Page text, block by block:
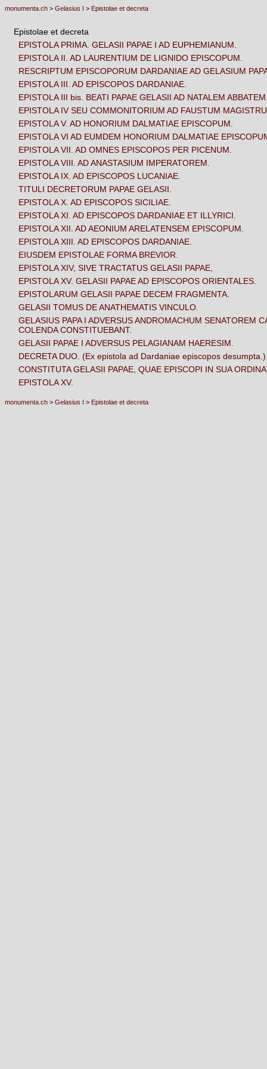
monumenta.ch > Gelasius I > Epistolae et decreta
Epistolae et decreta
EPISTOLA PRIMA. GELASII PAPAE I AD EUPHEMIANUM.
EPISTOLA II. AD LAURENTIUM DE LIGNIDO EPISCOPUM.
RESCRIPTUM EPISCOPORUM DARDANIAE AD GELASIUM
EPISTOLA III. AD EPISCOPOS DARDANIAE.
EPISTOLA III bis. BEATI PAPAE GELASII AD NATALEM
EPISTOLA IV SEU COMMONITORIUM AD FAUSTUM
EPISTOLA V. AD HONORIUM DALMATIAE EPISCOPUM.
EPISTOLA VI AD EUMDEM HONORIUM DALMATIAE
EPISTOLA VII. AD OMNES EPISCOPOS PER PICENUM.
EPISTOLA VIII. AD ANASTASIUM IMPERATOREM.
EPISTOLA IX. AD EPISCOPOS LUCANIAE.
TITULI DECRETORUM PAPAE GELASII.
EPISTOLA X. AD EPISCOPOS SICILIAE.
EPISTOLA XI. AD EPISCOPOS DARDANIAE ET ILLYRICI.
EPISTOLA XII. AD AEONIUM ARELATENSEM EPISCOPUM.
EPISTOLA XIII. AD EPISCOPOS DARDANIAE.
EIUSDEM EPISTOLAE FORMA BREVIOR.
EPISTOLA XIV, SIVE TRACTATUS GELASII PAPAE,
EPISTOLA XV. GELASII PAPAE AD EPISCOPOS ORIENTALES.
EPISTOLARUM GELASII PAPAE DECEM FRAGMENTA.
GELASII TOMUS DE ANATHEMATIS VINCULO.
GELASIUS PAPA I ADVERSUS ANDROMACHUM SENATOREM
COLENDA CONSTITUEBANT.
GELASII PAPAE I ADVERSUS PELAGIANAM HAERESIM.
DECRETA DUO. (Ex epistola ad Dardaniae episcopos desumpta.)
CONSTITUTA GELASII PAPAE, QUAE EPISCOPI IN SUA
EPISTOLA XV.
monumenta.ch > Gelasius I > Epistolae et decreta